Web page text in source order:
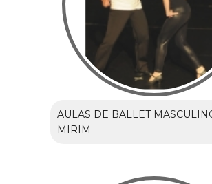
AULAS DE BALLET
MIRIM